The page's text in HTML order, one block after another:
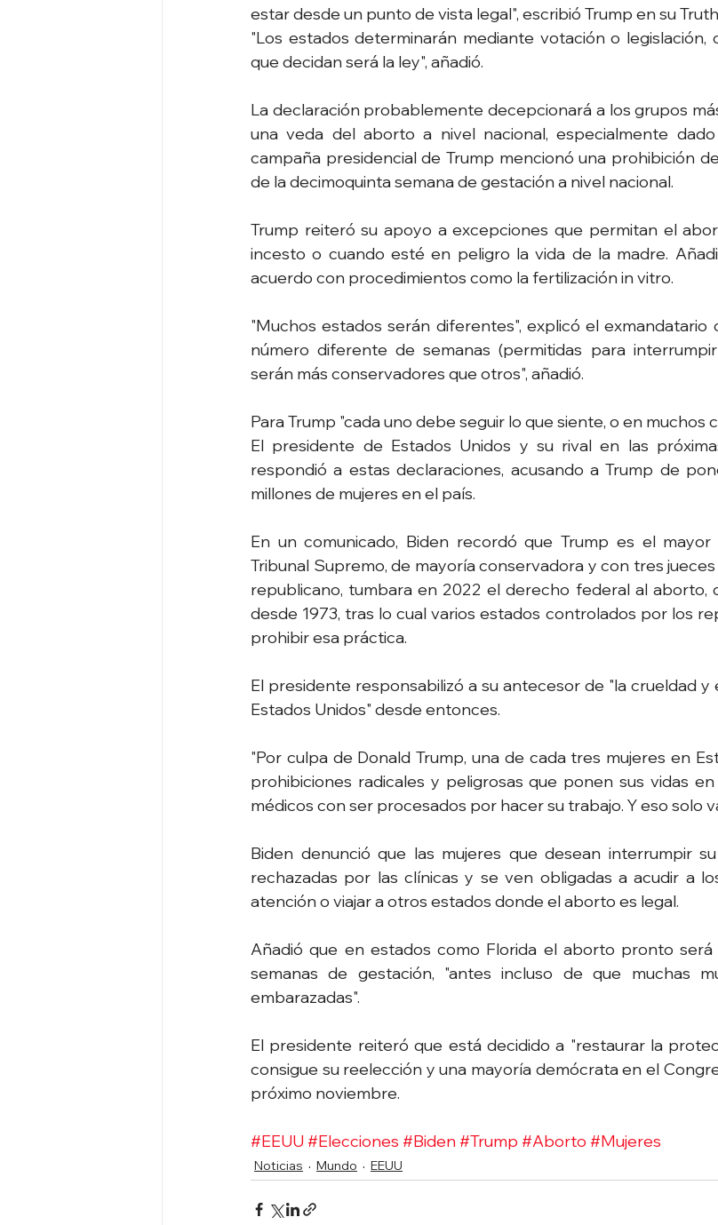
estar desde un punto de vista legal", escribió Trump en su
"Los estados determinarán mediante votación o legislación,
que decidan será la ley", añadió.
La declaración probablemente decepcionará a los grupos
una veda del aborto a nivel nacional, especialmente
campaña presidencial de Trump mencionó una prohibición
de la decimoquinta semana de gestación a nivel nacional.
Trump reiteró su apoyo a excepciones que permitan el
incesto o cuando esté en peligro la vida de la madre.
acuerdo con procedimientos como la fertilización in vitro.
"Muchos estados serán diferentes", explicó el exmandatario
número diferente de semanas (permitidas para
serán más conservadores que otros", añadió.
Para Trump "cada uno debe seguir lo que siente, o en muchos
El presidente de Estados Unidos y su rival en las
respondió a estas declaraciones, acusando a Trump de
millones de mujeres en el país.
En un comunicado, Biden recordó que Trump es el
Tribunal Supremo, de mayoría conservadora y con tres
republicano, tumbara en 2022 el derecho federal al aborto,
desde 1973, tras lo cual varios estados controlados por los
prohibir esa práctica.
El presidente responsabilizó a su antecesor de "la crueldad
Estados Unidos" desde entonces.
"Por culpa de Donald Trump, una de cada tres mujeres en
prohibiciones radicales y peligrosas que ponen sus vidas
médicos con ser procesados ​​por hacer su trabajo. Y eso solo
Biden denunció que las mujeres que desean interrumpir
rechazadas por las clínicas y se ven obligadas a acudir a
atención o viajar a otros estados donde el aborto es legal.
Añadió que en estados como Florida el aborto pronto
semanas de gestación, "antes incluso de que muchas
embarazadas".
El presidente reiteró que está decidido a "restaurar la
consigue su reelección y una mayoría demócrata en el
próximo noviembre.
#EEUU#Elecciones #Biden#Trump #Aborto #Mujeres
Noticias Mundo EEUU